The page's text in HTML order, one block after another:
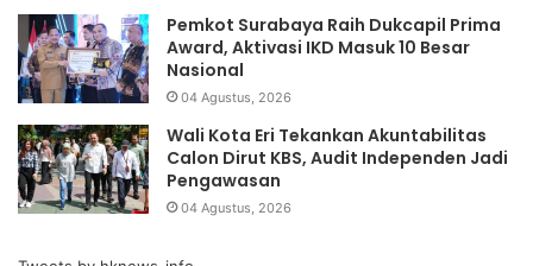
Pemkot Surabaya Raih Dukcapil Prima
Award, Aktivasi IKD Masuk 10 Besar
Nasional
04 Agustus, 2026
Wali Kota Eri Tekankan Akuntabilitas
Calon Dirut KBS, Audit Independen Jadi
Pengawasan
04 Agustus, 2026